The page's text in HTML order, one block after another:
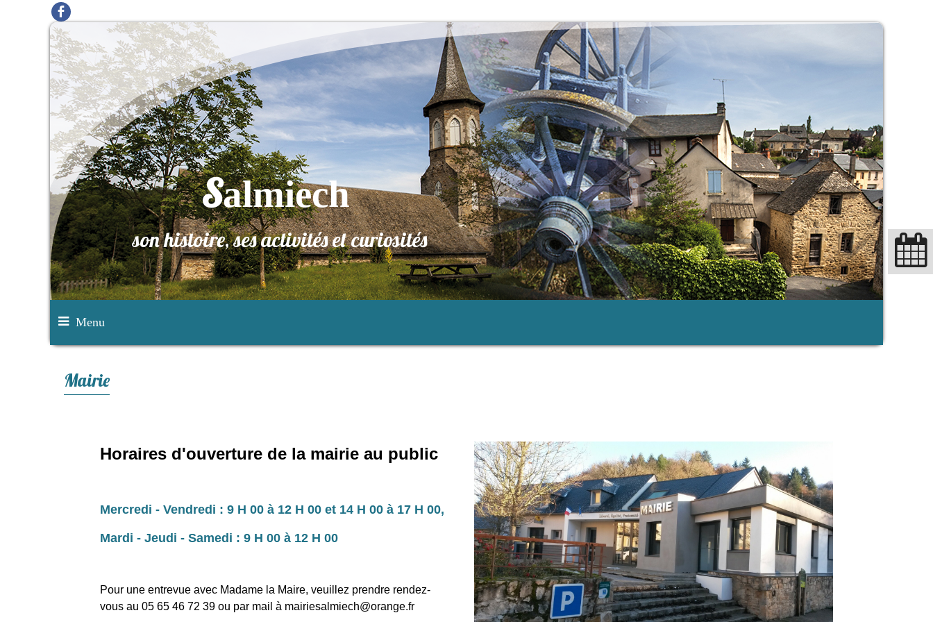
Salmiech
son histoire, ses activités et curiosités
Menu
Mairie
Horaires d'ouverture de la mairie au public
Mercredi - Vendredi : 9 H 00 à 12 H 00 et 14 H 00 à 17 H 00,
Mardi - Jeudi - Samedi : 9 H 00 à 12 H 00
Pour une entrevue avec Madame la Maire, veuillez prendre rendez-
vous au 05 65 46 72 39 ou par mail à mairiesalmiech@orange.fr